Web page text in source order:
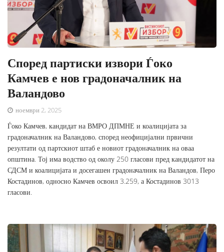
Според партиски извори Ѓоко
Камчев е нов градоначалник на
Валандово
ноември 2, 2025
Ѓоко Камчев, кандидат на ВМРО ДПМНЕ и коалицијата за
градоначалник на Валандово, според неофицијални првични
резултати од партскиот штаб е новиот градоначалник на оваа
општина. Тој има водство од околу 250 гласови пред кандидатот на
СДСМ и коалицијата и досегашен градоначалник на Валандов, Перо
Костадинов, односно Камчев освоил 3.259, а Костадинов 3013
гласови.